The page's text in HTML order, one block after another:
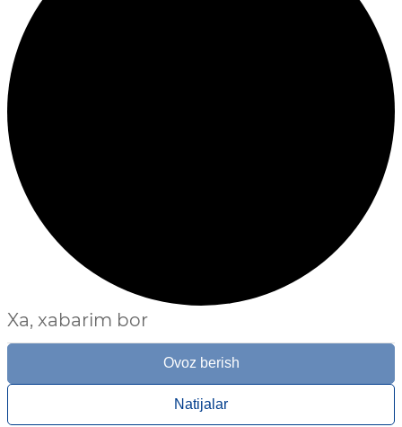
Xa, xabarim bor
Ovoz berish
Natijalar